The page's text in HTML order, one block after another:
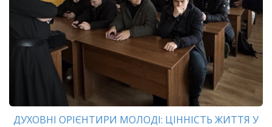
ДУХОВНІ ОРІЄНТИРИ МОЛОДІ: ЦІННІСТЬ ЖИТТЯ У